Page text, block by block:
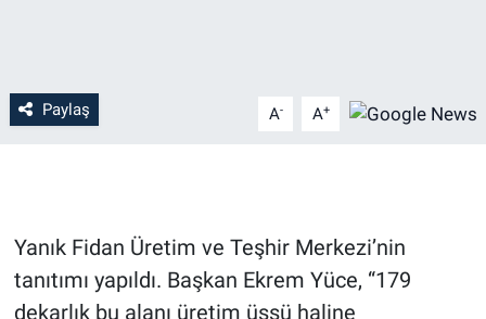
Paylaş A- A+
Yanık Fidan Üretim ve Teşhir Merkezi’nin
tanıtımı yapıldı. Başkan Ekrem Yüce, “179
dekarlık bu alanı üretim üssü haline